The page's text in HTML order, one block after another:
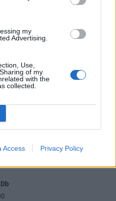
my
Advertising.
Use,
of my
with the
collected.
Access Privacy Policy
09:34
Válasz erre